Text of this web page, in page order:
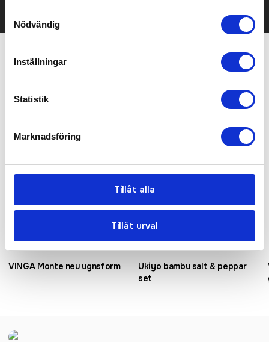
Nödvändig
Inställningar
Statistik
Marknadsföring
Tillåt alla
Tillåt urval
Relaterade produkter
VINGA Monte neu ugnsform
Ukiyo bambu salt & peppar
set